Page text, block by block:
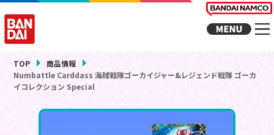
TOP
商品情報
Numbattle Carddass 海賊戦隊ゴーカイジャー&レジェンド戦隊 ゴーカ
イコレクション Special